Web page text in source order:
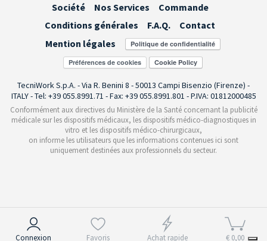
Connexion Favoris Achat rapide € 0,00
Société Nos Services
Commande
Conditions générales
F.A.Q.
Contact
Mention légales
Préférences de cookies
TecniWork S.p.A. - Via R. Benini 8 - 50013 Campi Bisenzio (Firenze) -
ITALY - Tel: +39 055.8991.71 - Fax: +39 055.8991.801 - P.IVA: 01812000485
Conformément aux directives du Ministère de la Santé concernant la publicité
médicale sur les dispositifs médicaux, les dispositifs médico-diagnostiques in
vitro et les dispositifs médico-chirurgicaux,
on informe les utilisateurs que les informations contenues ici sont
uniquement destinées aux professionnels du secteur.
Notification lors de la collecte